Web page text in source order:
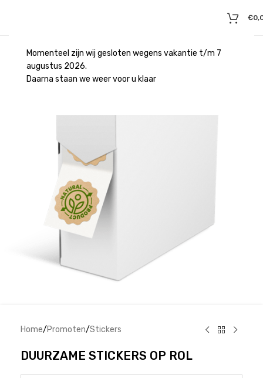
Momenteel zijn wij gesloten wegens vakantie t/m 7
augustus 2026.
Daarna staan we weer voor u klaar
€
Home/Promoten/Stickers
DUURZAME STICKERS OP ROL